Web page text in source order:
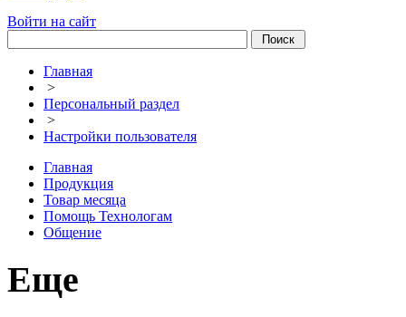
Войти на сайт
Главная
>
Персональный раздел
>
Настройки пользователя
Главная
Продукция
Товар месяца
Помощь Технологам
Общение
Еще